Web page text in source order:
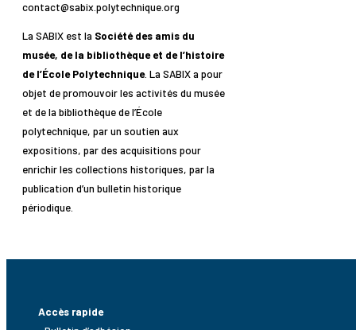
contact@sabix.polytechnique.org
La SABIX est la Société des amis du
musée, de la bibliothèque et de l’histoire
de l’École Polytechnique. La SABIX a pour
objet de promouvoir les activités du musée
et de la bibliothèque de l’École
polytechnique, par un soutien aux
expositions, par des acquisitions pour
enrichir les collections historiques, par la
publication d’un bulletin historique
périodique.
Accès rapide